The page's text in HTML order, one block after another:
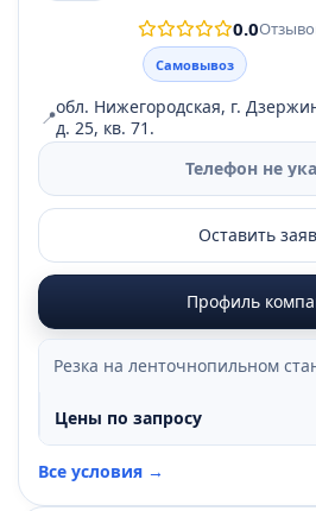
0.0
Самовывоз
📍обл. Нижегородская, г.
д. 25, кв. 71.
Телефон не
Оставить
Профиль
Резка на ленточнопильном
Цены по запросу
Все условия →